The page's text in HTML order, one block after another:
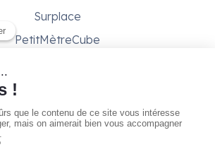
Surplace
PetitMètreCube
Besoin d'aide ?
Conditions générales